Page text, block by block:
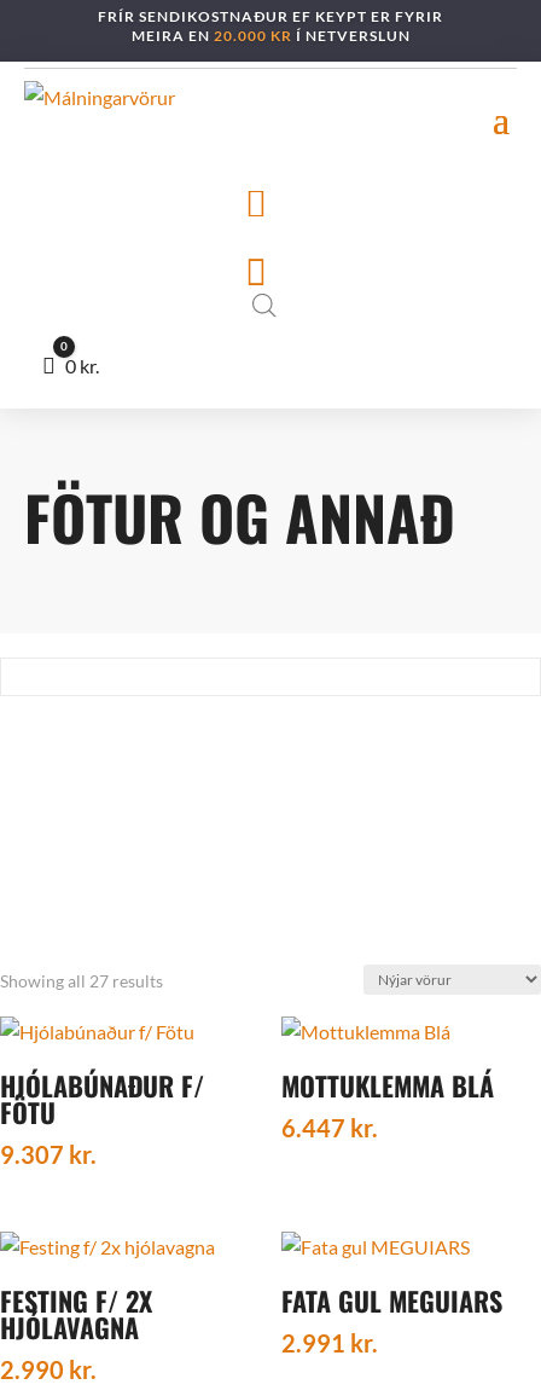
FRÍR SENDIKOSTNAÐUR EF KEYPT ER FYRIR
MEIRA EN 20.000 KR Í NETVERSLUN


Cart
0
0 kr.
FÖTUR OG ANNAÐ
Showing all 27 resultsSorted
latest
HJÓLABÚNAÐUR F/
FÖTU
9.307 kr.
MOTTUKLEMMA BLÁ
6.447 kr.
FESTING F/ 2X
HJÓLAVAGNA
2.990 kr.
FATA GUL MEGUIARS
2.991 kr.